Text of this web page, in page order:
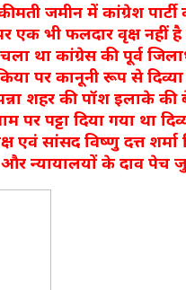
जमीन में कांग्रेश
भी फलदार वृक्ष नहीं है
था कांग्रेस की पूर्व
किया पर कानूनी रूप से
शहर की पॉश इलाके
पट्टा दिया गया था
एवं सांसद विष्णु दत्त
न्यायालयों के दाव पेच